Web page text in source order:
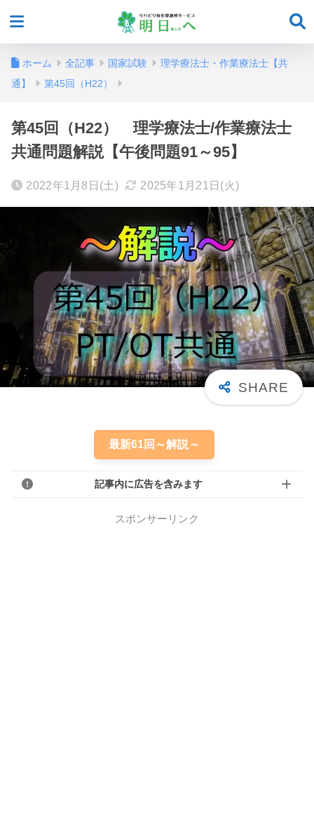
ホーム 全記事 国家試験
理学療法士・作業療法士【共
通】
第45回（H22）
第45回（H22） 理学療法士/作業療法士
共通問題解説【午後問題91～95】
2022年1月8日(土) 2025年1月21日(火)
最新61回～解説～
記事内に広告を含みます
スポンサーリンク